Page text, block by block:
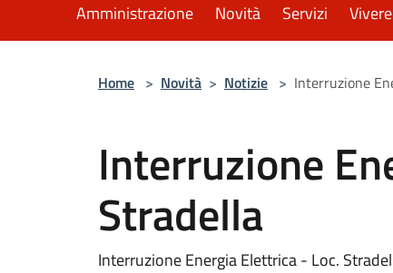
Amministrazione Novità Servizi
Home > Novità > Notizie > Interruzione
Interruzione
Stradella
Interruzione Energia Elettrica - Loc.